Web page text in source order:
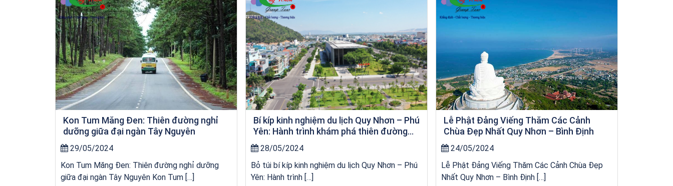
Kon Tum Măng Đen: Thiên đường nghỉ
dưỡng giữa đại ngàn Tây Nguyên
29/05/2024
Kon Tum Măng Đen: Thiên đường nghỉ dưỡng
giữa đại ngàn Tây Nguyên Kon Tum […]
Bí kíp kinh nghiệm du lịch Quy Nhơn – Phú
Yên: Hành trình khám phá thiên đường
biển đảo
28/05/2024
Bỏ túi bí kíp kinh nghiệm du lịch Quy Nhơn – Phú
Yên: Hành trình […]
Lễ Phật Đảng Viếng Thăm Các Cảnh
Chùa Đẹp Nhất Quy Nhơn – Bình Định
24/05/2024
Lễ Phật Đảng Viếng Thăm Các Cảnh Chùa Đẹp
Nhất Quy Nhơn – Bình Định […]